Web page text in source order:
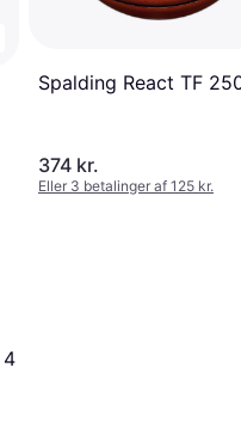
Spalding React TF
374 kr.
Eller 3 betalinger af 125 kr.
4